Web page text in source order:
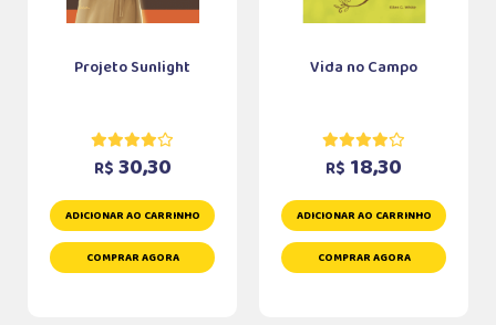
Projeto Sunlight
R$ 30,30
ADICIONAR AO CARRINHO
COMPRAR AGORA
Vida no Campo
R$ 18,30
ADICIONAR AO CARRINHO
COMPRAR AGORA